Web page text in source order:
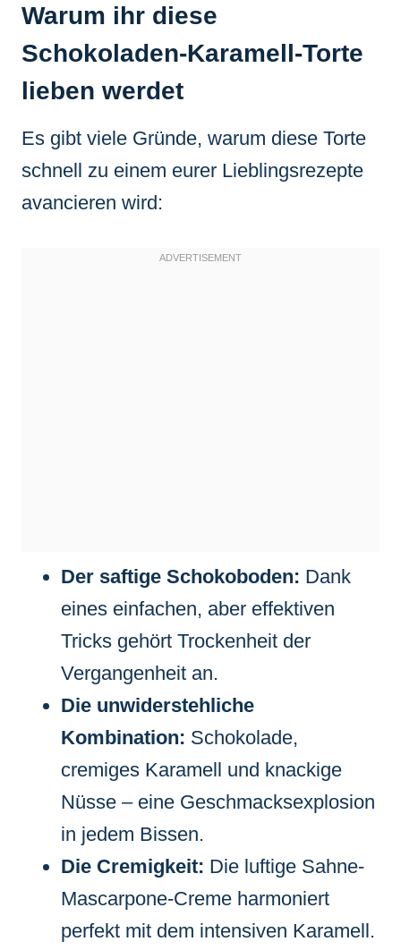
Warum ihr diese
Schokoladen-Karamell-Torte
lieben werdet
Es gibt viele Gründe, warum diese Torte
schnell zu einem eurer Lieblingsrezepte
avancieren wird:
Der saftige Schokoboden: Dank
eines einfachen, aber effektiven
Tricks gehört Trockenheit der
Vergangenheit an.
Die unwiderstehliche
Kombination: Schokolade,
cremiges Karamell und knackige
Nüsse – eine Geschmacksexplosion
in jedem Bissen.
Die Cremigkeit: Die luftige Sahne-
Mascarpone-Creme harmoniert
perfekt mit dem intensiven Karamell.